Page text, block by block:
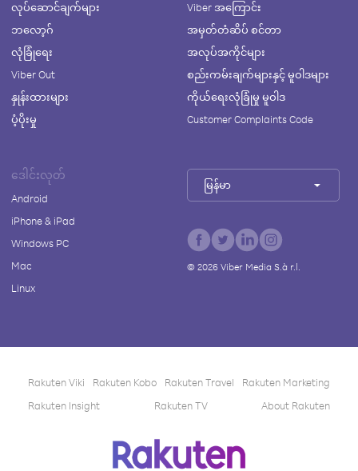
လုပ်ဆောင်ချက်များ
ဘလော့ဂ်
လုံခြုံရေး
Viber Out
နှုန်းထားများ
ပံ့ပိုးမှု
Viber အကြောင်း
အမှတ်တံဆိပ် စင်တာ
အလုပ်အကိုင်များ
စည်းကမ်းချက်များနှင့် မူဝါဒများ
ကိုယ်ရေးလုံခြုံမှု မူဝါဒ
Customer Complaints Code
ဒေါင်းလုတ်
Android
iPhone & iPad
Windows PC
Mac
Linux
မြန်မာ
© 2026Viber Media S.à r.l.
Rakuten Viki Rakuten Kobo Rakuten Travel
Rakuten Marketing
Rakuten Insight
Rakuten TV About Rakuten